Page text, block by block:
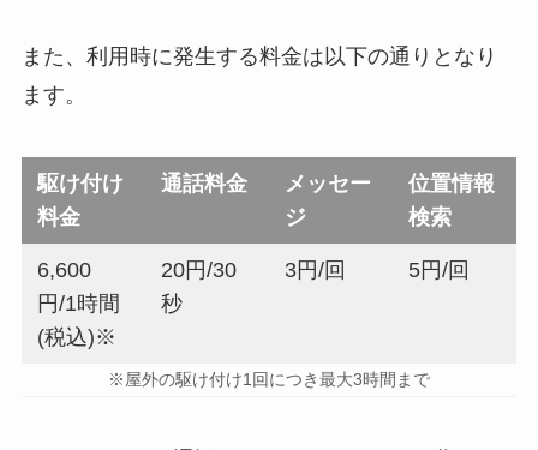
また、利用時に発生する料金は以下の通りとなり
ます。
駆け付け
料金
通話料金
メッセー
ジ
位置情報
検索
6,600
円/1時間
(税込)※
20円/30
秒
3円/回 5円/回
※屋外の駆け付け1回につき最大3時間まで